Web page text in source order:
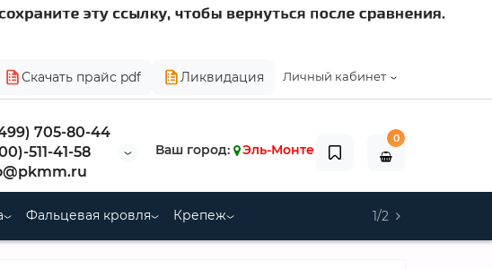
Личный кабинет
Скачать прайс pdf Ликвидация
705-80-44
511-41-58
Ваш город: Эль-Монте
0
Фальцевая кровля Крепеж 1/2